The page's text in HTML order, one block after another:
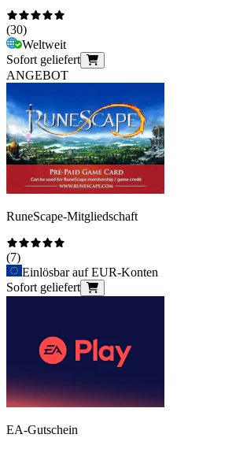
(30)
Weltweit
Sofort geliefert
ANGEBOT
RuneScape-Mitgliedschaft
(7)
Einlösbar auf EUR-Konten
Sofort geliefert
EA-Gutschein